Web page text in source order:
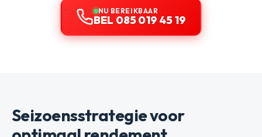
NU BEREIKBAAR
BEL 085 019 45 19
Seizoensstrategie voor